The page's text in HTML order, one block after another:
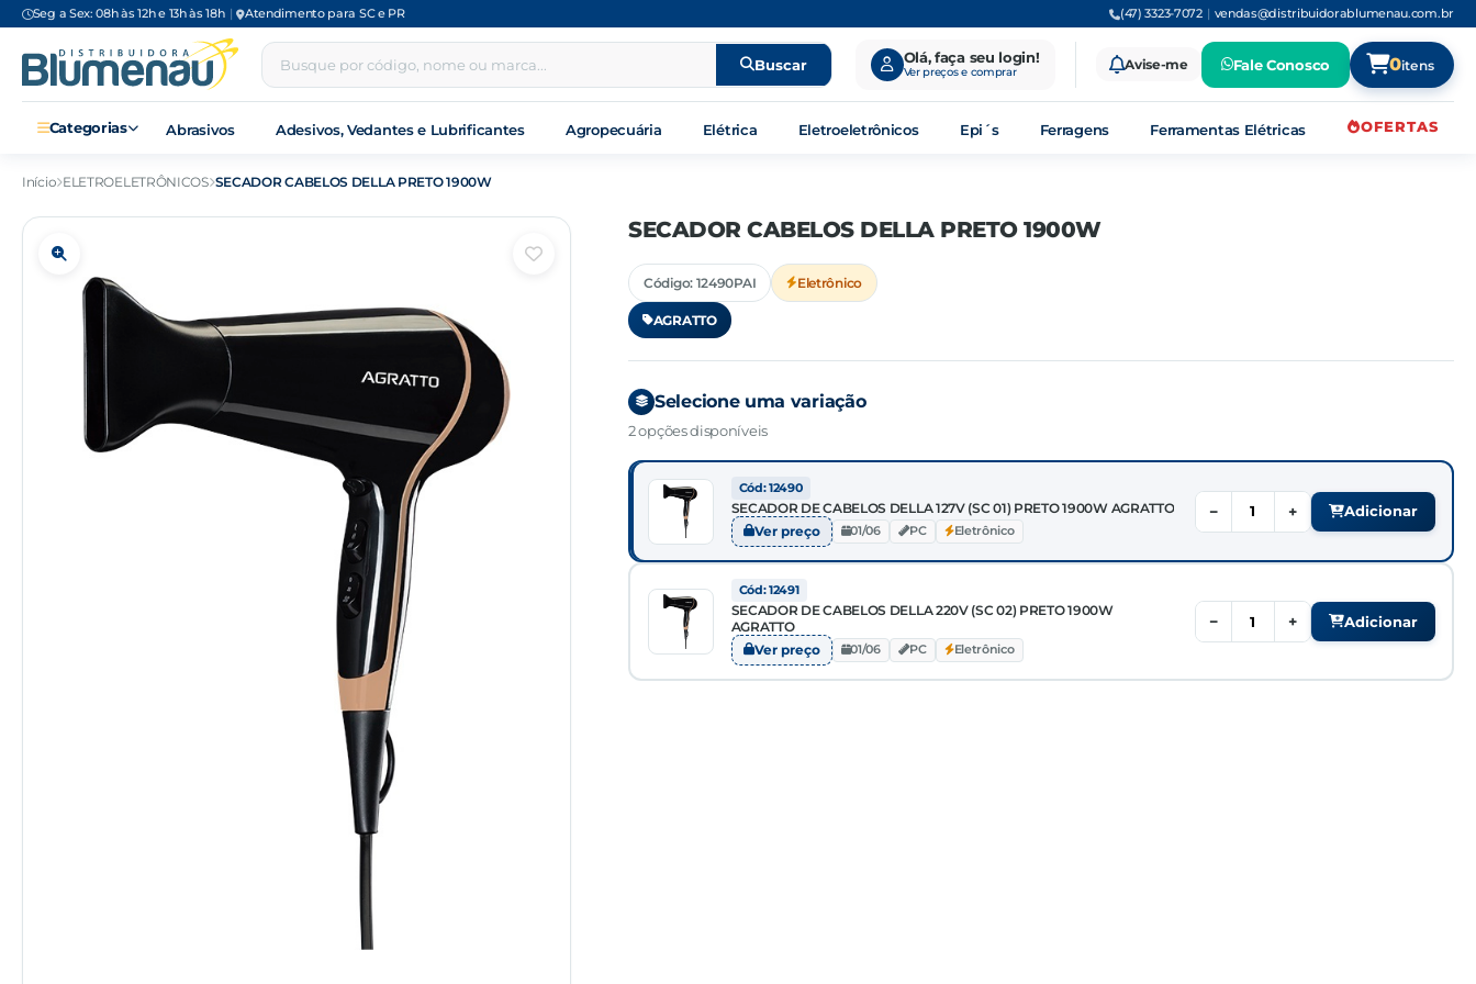
Seg a Sex: 08h às 12h e 13h às 18h | Atendimento para SC e PR (47) 3323-7072 | vendas@distribuidorablumenau.com.br
Buscar Olá, faça seu login!
Ver preços e comprar Avise-me Fale Conosco 0itens
Categorias Abrasivos Adesivos, Vedantes e Lubrificantes Agropecuária Elétrica Eletroeletrônicos Epi´s Ferragens Ferramentas Elétricas OFERTAS
Início ELETROELETRÔNICOS SECADOR CABELOS DELLA PRETO 1900W
SECADOR CABELOS DELLA PRETO 1900W
Código: 12490PAI Eletrônico
AGRATTO
Selecione uma variação
2 opções disponíveis
Cód: 12490
SECADOR DE CABELOS DELLA 127V (SC 01) PRETO 1900W AGRATTO
Ver preço 01/06 PC Eletrônico
− + Adicionar
Cód: 12491
SECADOR DE CABELOS DELLA 220V (SC 02) PRETO 1900W
AGRATTO
Ver preço 01/06 PC Eletrônico
− + Adicionar